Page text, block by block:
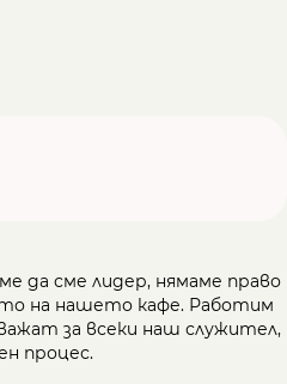
да сме лидер, нямаме право
на нашето кафе. Работим
за всеки наш служител,
процес.